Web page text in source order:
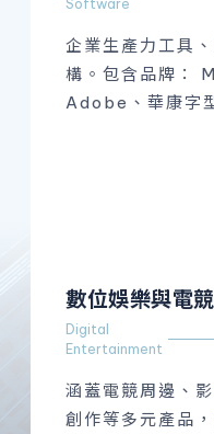
Software
企業生產力工具
構。包含品牌：
Adobe、華康字
數位娛樂與電競
Digital
Entertainment
涵蓋電競周邊、
創作等多元產品